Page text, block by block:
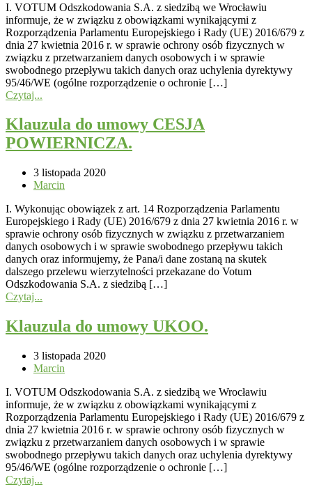
I. VOTUM Odszkodowania S.A. z siedzibą we Wrocławiu
informuje, że w związku z obowiązkami wynikającymi z
Rozporządzenia Parlamentu Europejskiego i Rady (UE) 2016/679 z
dnia 27 kwietnia 2016 r. w sprawie ochrony osób fizycznych w
związku z przetwarzaniem danych osobowych i w sprawie
swobodnego przepływu takich danych oraz uchylenia dyrektywy
95/46/WE (ogólne rozporządzenie o ochronie […]
Czytaj...
Klauzula do umowy CESJA
POWIERNICZA.
3 listopada 2020
Marcin
I. Wykonując obowiązek z art. 14 Rozporządzenia Parlamentu
Europejskiego i Rady (UE) 2016/679 z dnia 27 kwietnia 2016 r. w
sprawie ochrony osób fizycznych w związku z przetwarzaniem
danych osobowych i w sprawie swobodnego przepływu takich
danych oraz informujemy, że Pana/i dane zostaną na skutek
dalszego przelewu wierzytelności przekazane do Votum
Odszkodowania S.A. z siedzibą […]
Czytaj...
Klauzula do umowy UKOO.
3 listopada 2020
Marcin
I. VOTUM Odszkodowania S.A. z siedzibą we Wrocławiu
informuje, że w związku z obowiązkami wynikającymi z
Rozporządzenia Parlamentu Europejskiego i Rady (UE) 2016/679 z
dnia 27 kwietnia 2016 r. w sprawie ochrony osób fizycznych w
związku z przetwarzaniem danych osobowych i w sprawie
swobodnego przepływu takich danych oraz uchylenia dyrektywy
95/46/WE (ogólne rozporządzenie o ochronie […]
Czytaj...